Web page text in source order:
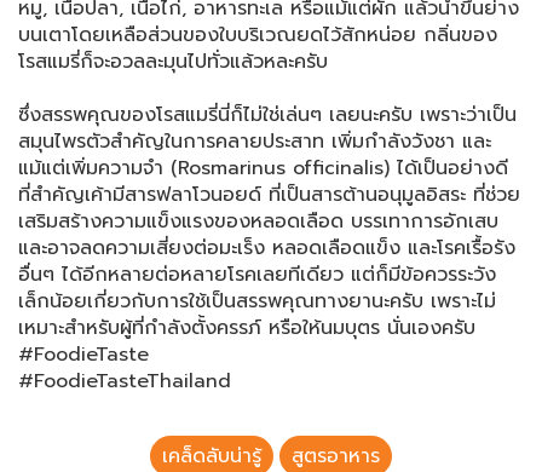
หมู, เนื้อปลา, เนื้อไก่, อาหารทะเล หรือแม้แต่ผัก แล้วนำขึ้นย่าง
บนเตาโดยเหลือส่วนของใบบริเวณยดไว้สักหน่อย กลิ่นของ
โรสแมรี่ก็จะอวลละมุนไปทั่วแล้วหละครับ
ซึ่งสรรพคุณของโรสแมรี่นี่ก็ไม่ใช่เล่นๆ เลยนะครับ เพราะว่าเป็น
สมุนไพรตัวสำคัญในการคลายประสาท เพิ่มกำลังวังชา และ
แม้แต่เพิ่มความจำ (Rosmarinus officinalis) ได้เป็นอย่างดี
ที่สำคัญเค้ามีสารฟลาโวนอยด์ ที่เป็นสารต้านอนุมูลอิสระ ที่ช่วย
เสริมสร้างความแข็งแรงของหลอดเลือด บรรเทาการอักเสบ
และอาจลดความเสี่ยงต่อมะเร็ง หลอดเลือดแข็ง และโรคเรื้อรัง
อื่นๆ ได้อีกหลายต่อหลายโรคเลยทีเดียว แต่ก็มีข้อควรระวัง
เล็กน้อยเกี่ยวกับการใช้เป็นสรรพคุณทางยานะครับ เพราะไม่
เหมาะสำหรับผู้ที่กำลังตั้งครรภ์ หรือให้นมบุตร นั่นเองครับ
#FoodieTaste
#FoodieTasteThailand
เคล็ดลับน่ารู้ สูตรอาหาร